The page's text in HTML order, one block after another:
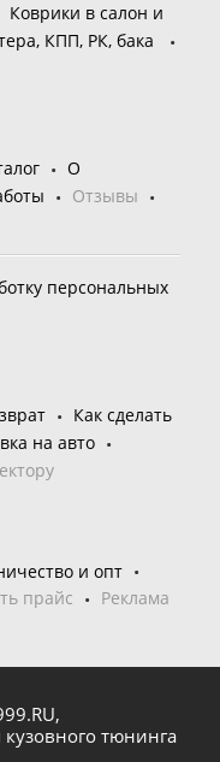
Коврики в салон и
КПП, РК, бака
О
Отзывы
персональных
Как сделать
на авто
и опт
прайс Реклама
кузовного тюнинга